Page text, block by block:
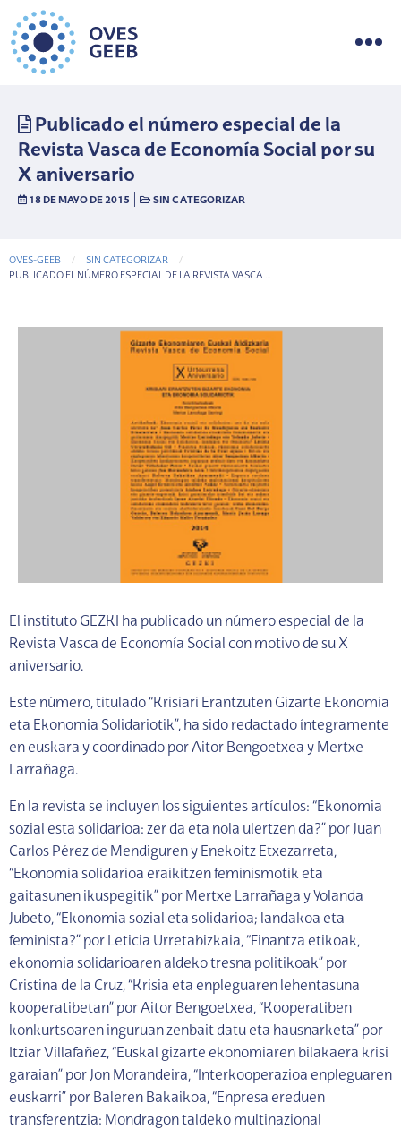
Publicado el número especial de la
Revista Vasca de Economía Social por su
X aniversario
18 DE MAYO DE 2015 SIN CATEGORIZAR
OVES-GEEB
SIN CATEGORIZAR
CURRENT-PAGE
PUBLICADO EL NÚMERO ESPECIAL DE LA REVISTA VASCA ...
El instituto GEZKI ha publicado un número especial de la
Revista Vasca de Economía Social con motivo de su X
aniversario.
Este número, titulado “Krisiari Erantzuten Gizarte Ekonomia
eta Ekonomia Solidariotik”, ha sido redactado íntegramente
en euskara y coordinado por Aitor Bengoetxea y Mertxe
Larrañaga.
En la revista se incluyen los siguientes artículos: “Ekonomia
sozial esta solidarioa: zer da eta nola ulertzen da?” por Juan
Carlos Pérez de Mendiguren y Enekoitz Etxezarreta,
“Ekonomia solidarioa eraikitzen feminismotik eta
gaitasunen ikuspegitik” por Mertxe Larrañaga y Yolanda
Jubeto, “Ekonomia sozial eta solidarioa; landakoa eta
feminista?” por Leticia Urretabizkaia, “Finantza etikoak,
ekonomia solidarioaren aldeko tresna politikoak” por
Cristina de la Cruz, “Krisia eta enpleguaren lehentasuna
kooperatibetan” por Aitor Bengoetxea, “Kooperatiben
konkurtsoaren inguruan zenbait datu eta hausnarketa” por
Itziar Villafañez, “Euskal gizarte ekonomiaren bilakaera krisi
garaian” por Jon Morandeira, “Interkooperazioa enpleguaren
euskarri” por Baleren Bakaikoa, “Enpresa ereduen
transferentzia: Mondragon taldeko multinazional